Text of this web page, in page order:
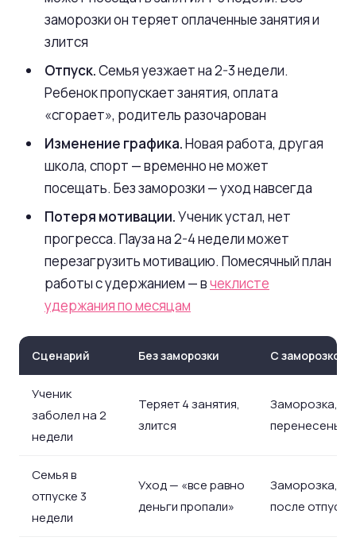
заморозки он теряет оплаченные занятия и
злится
Отпуск.Семья уезжает на 2-3 недели.
Ребенок пропускает занятия, оплата
«сгорает», родитель разочарован
Изменение графика.Новая работа, другая
школа, спорт — временно не может
посещать. Без заморозки — уход навсегда
Потеря мотивации.Ученик устал, нет
прогресса. Пауза на 2-4 недели может
перезагрузить мотивацию. Помесячный план
работы с удержанием — вчеклисте
удержания по месяцам
Сценарий Без заморозки С заморозкой
Ученик
заболел на 2
недели
Теряет 4 занятия,
злится
Заморозка,
перенесены
Семья в
отпуске 3
недели
Уход — «все равно
деньги пропали»
Заморозка,
после отпуска